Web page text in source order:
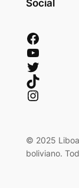
Social
Facebook
YouTube
Twitter
TikTok
Instagram
© 2025
boliviano.